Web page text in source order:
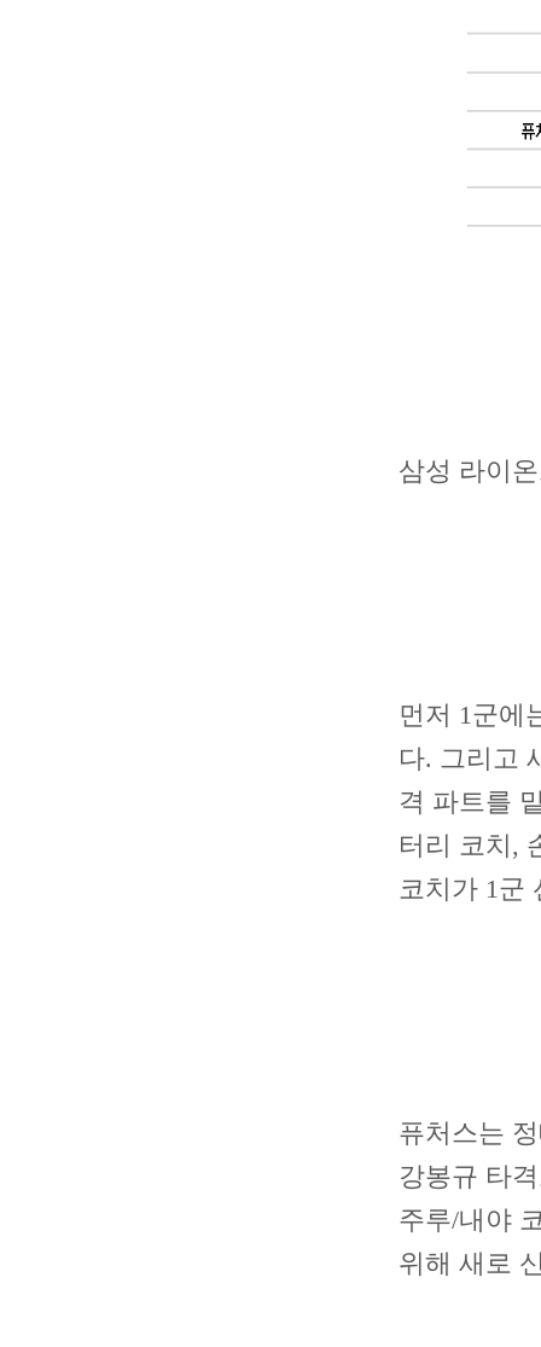
삼성 라이
먼저 1군에
다. 그리고
격 파트를
터리 코치,
코치가 1군
퓨처스는
강봉규 타
주루/내야
위해 새로